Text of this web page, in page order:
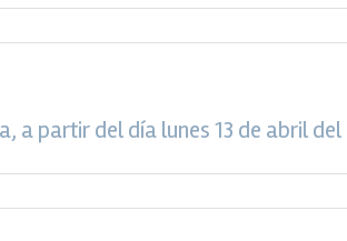
a partir del día lunes 13 de abril